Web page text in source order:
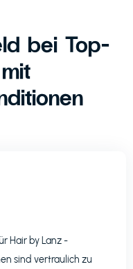
bei Top-
Hair by Lanz-
sind vertraulich zu